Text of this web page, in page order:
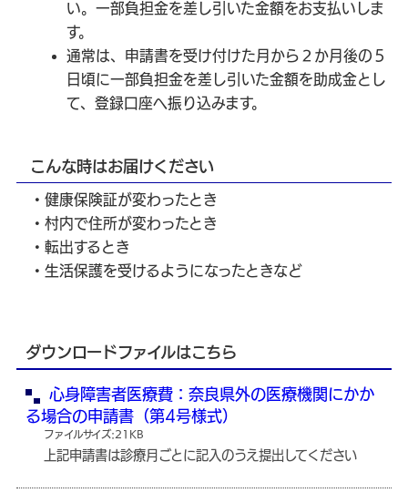
い。一部負担金を差し引いた金額をお支払いしま
す。
通常は、申請書を受け付けた月から２か月後の５
日頃に一部負担金を差し引いた金額を助成金とし
て、登録口座へ振り込みます。
こんな時はお届けください
・健康保険証が変わったとき
・村内で住所が変わったとき
・転出するとき
・生活保護を受けるようになったときなど
ダウンロードファイルはこちら
心身障害者医療費：奈良県外の医療機関にかか
る場合の申請書（第4号様式）
ファイルサイズ:21KB
上記申請書は診療月ごとに記入のうえ提出してください